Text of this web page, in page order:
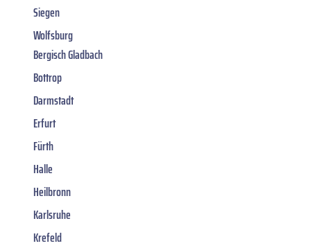
Siegen
Wolfsburg
Bergisch Gladbach
Bottrop
Darmstadt
Erfurt
Fürth
Halle
Heilbronn
Karlsruhe
Krefeld